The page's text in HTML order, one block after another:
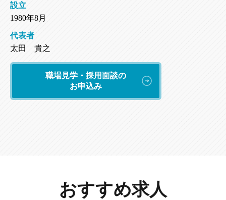
設立
1980年8月
代表者
太田 貴之
職場見学・採用面談の
お申込み
おすすめ求人